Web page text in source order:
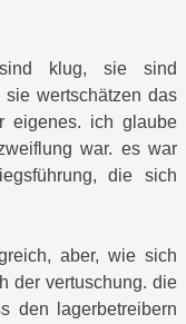
sind klug, sie sind
wertschätzen das
eigenes. ich glaube
war. es war
die sich
aber, wie sich
der vertuschung. die
den lagerbetreibern